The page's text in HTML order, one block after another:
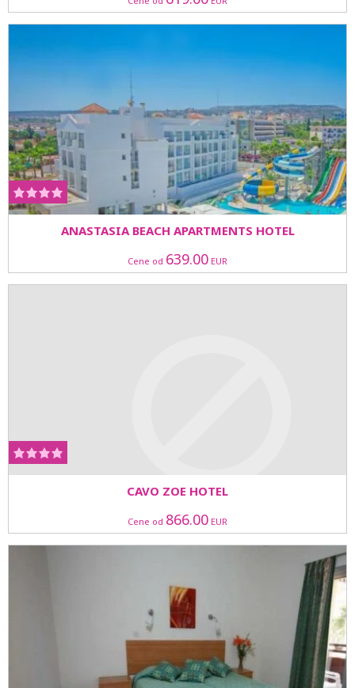
ANASTASIA BEACH APARTMENTS HOTEL
Cene od 639.00 EUR
CAVO ZOE HOTEL
Cene od 866.00 EUR